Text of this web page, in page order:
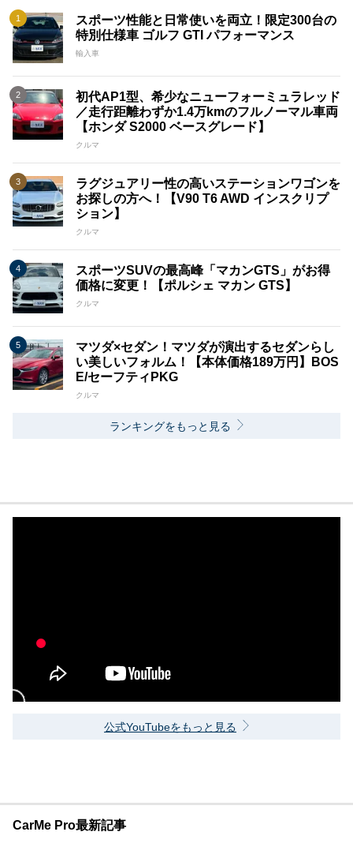
スポーツ性能と日常使いを両立！限定300台の
特別仕様車 ゴルフ GTI パフォーマンス
輸入車
初代AP1型、希少なニューフォーミュラレッド
／走行距離わずか1.4万kmのフルノーマル車両
【ホンダ S2000 ベースグレード】
クルマ
ラグジュアリー性の高いステーションワゴンを
お探しの方へ！【V90 T6 AWD インスクリプ
ション】
クルマ
スポーツSUVの最高峰「マカンGTS」がお得
価格に変更！【ポルシェ マカン GTS】
クルマ
マツダ×セダン！マツダが演出するセダンらし
い美しいフォルム！【本体価格189万円】BOS
E/セーフティPKG
クルマ
ランキングをもっと見る
公式YouTubeをもっと見る
CarMe Pro最新記事